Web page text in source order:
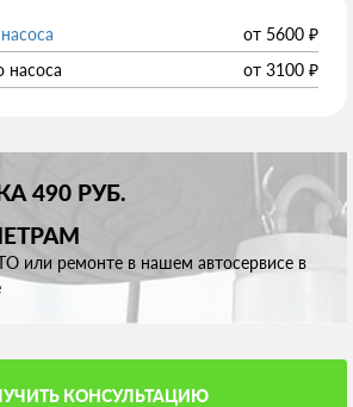
от 5600 ₽
насоса
от 3100 ₽
490 РУБ.
или ремонте в нашем автосервисе в
КОНСУЛЬТАЦИЮ